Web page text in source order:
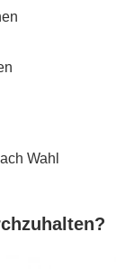
Wahl